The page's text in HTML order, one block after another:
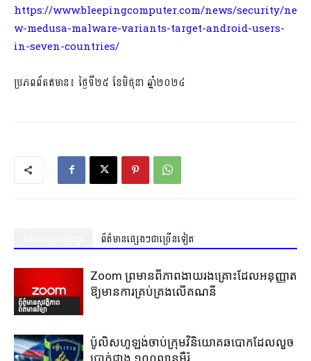
https://www.bleepingcomputer.com/news/security/ne
w-medusa-malware-variants-target-android-users-
in-seven-countries/
ប្រភពព័តឥមាន៖ ថ្ងៃទី២៥ ខែមិថុនា ឆ្នាំ២០២៤
ព័ត៌មានផ្សេងៗជាច្រើនទៀត
ព័ត៌មានសុវត្ថិភាព
ព័ត៌មានវិទ្យា
Zoom ព្រមានពីភាពងាយរងគ្រោះដែលអនុញ្ញាត
ឱ្យមានការគ្រប់គ្រងលើគណនី
ប៉ូលិសហូឡង់ចាប់ក្រុមវិនិយោគឆបោកដែលលួច
ប្រាក់ជាង ១០០លានអឺរ៉ូ